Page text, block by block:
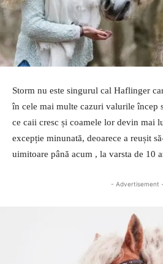
Storm nu este singurul cal Haflinger
în cele mai multe cazuri valurile încep
ce caii cresc și coamele lor devin mai
excepție minunată, deoarece a reușit
uimitoare până acum , la varsta de 10
- Advertisement -